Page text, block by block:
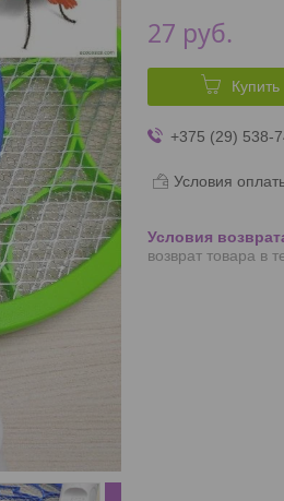
27 руб.
Купить
+375 (29) 538-
Условия
возврат товара в